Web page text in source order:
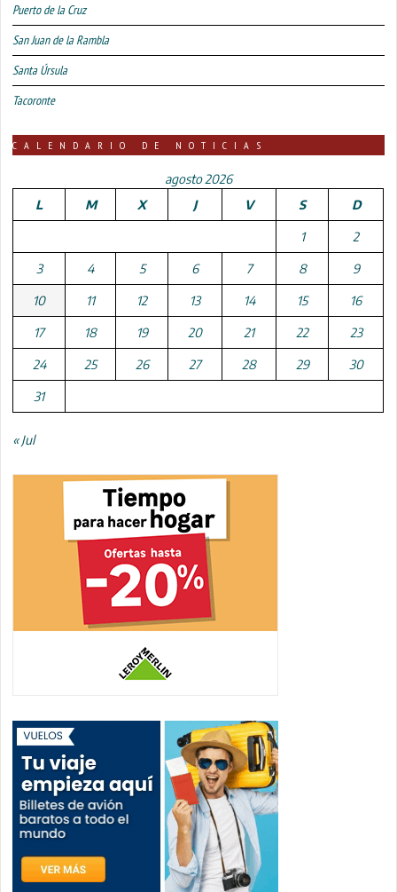
Puerto de la Cruz
San Juan de la Rambla
Santa Úrsula
Tacoronte
CALENDARIO DE NOTICIAS
agosto 2026
L
M X J V S D
1 2
3 4 5 6 7 8 9
10 11 12 13 14 15 16
17 18 19 20 21 22 23
24 25 26 27 28 29 30
31
« Jul